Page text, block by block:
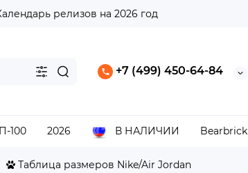
релизов на 2026 год
+7 (499) 450-64-84
100 2026 В НАЛИЧИИ Bearbrick
Таблица размеров Nike/Air Jordan
Nike Cortez Textile Hydrogen Blue Hot Curry (W)